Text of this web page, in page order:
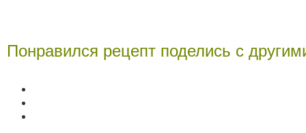
Понравился рецепт поделись с